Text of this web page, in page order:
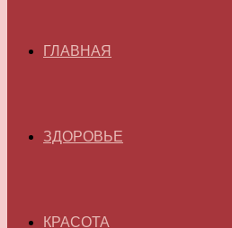
ГЛАВНАЯ
ЗДОРОВЬЕ
КРАСОТА